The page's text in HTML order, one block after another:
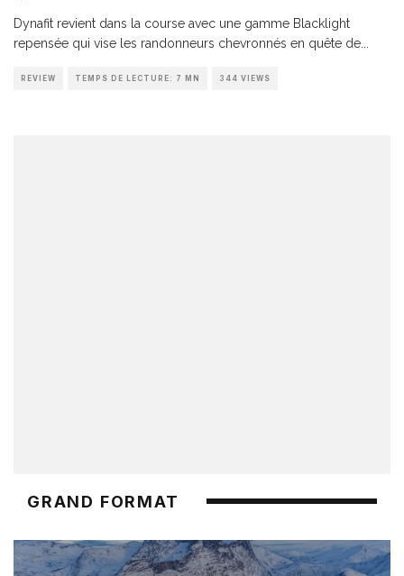
Dynafit revient dans la course avec une gamme Blacklight
repensée qui vise les randonneurs chevronnés en quête de
REVIEW TEMPS DE LECTURE: 7 MN 344 VIEWS
GRAND FORMAT